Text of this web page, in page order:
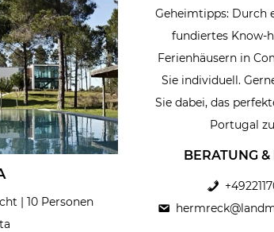
Geheimtipps: Durch
fundiertes Know-
Ferienhäusern in
Sie individuell.
Sie dabei, das
Portugal
BERATUNG
| 10 Personen